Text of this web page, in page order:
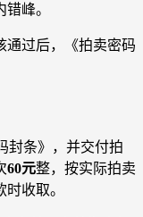
峰。
通过后，《拍卖密码
封条》，并交付拍
60元整，按实际拍卖
收取。